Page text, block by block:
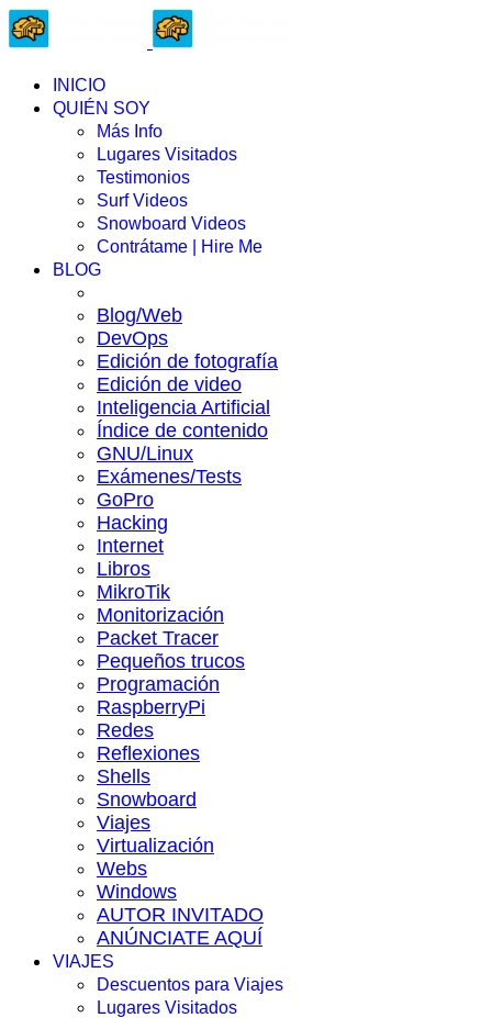
INICIO
QUIÉN SOY
Más Info
Lugares Visitados
Testimonios
Surf Videos
Snowboard Videos
Contrátame | Hire Me
BLOG
Blog/Web
DevOps
Edición de fotografía
Edición de video
Inteligencia Artificial
Índice de contenido
GNU/Linux
Exámenes/Tests
GoPro
Hacking
Internet
Libros
MikroTik
Monitorización
Packet Tracer
Pequeños trucos
Programación
RaspberryPi
Redes
Reflexiones
Shells
Snowboard
Viajes
Virtualización
Webs
Windows
AUTOR INVITADO
ANÚNCIATE AQUÍ
VIAJES
Descuentos para Viajes
Lugares Visitados